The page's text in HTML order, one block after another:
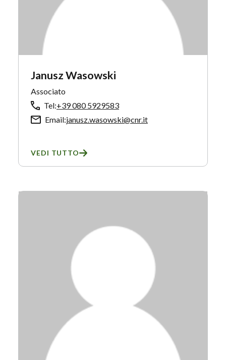
Janusz Wasowski
Associato
Tel:+39 080 5929583
Email:janusz.wasowski@cnr.it
VEDI TUTTO